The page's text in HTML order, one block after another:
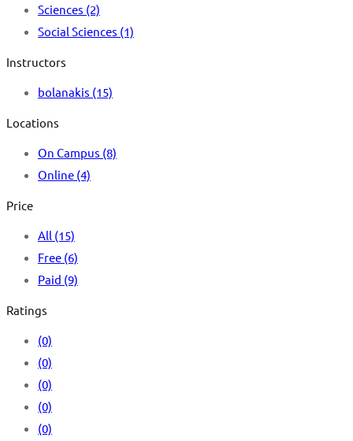
Sciences (2)
Social Sciences (1)
Instructors
bolanakis (15)
Locations
On Campus (8)
Online (4)
Price
All (15)
Free (6)
Paid (9)
Ratings
(0)
(0)
(0)
(0)
(0)